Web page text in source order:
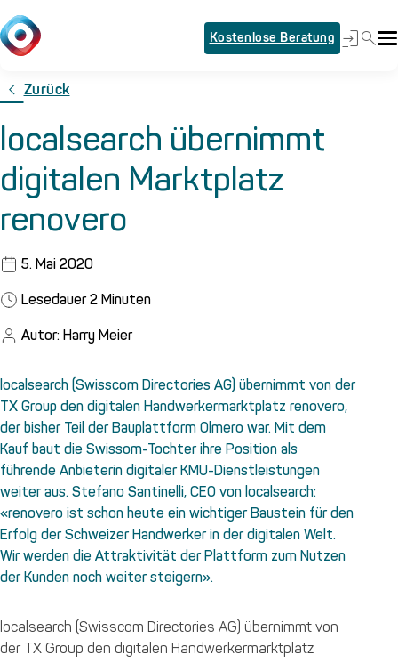
Kostenlose Beratung
Zurück
localsearch übernimmt
digitalen Marktplatz
renovero
5. Mai 2020
Lesedauer 2 Minuten
Autor: Harry Meier
localsearch (Swisscom Directories AG) übernimmt von der
TX Group den digitalen Handwerkermarktplatz renovero,
der bisher Teil der Bauplattform Olmero war. Mit dem
Kauf baut die Swissom-Tochter ihre Position als
führende Anbieterin digitaler KMU-Dienstleistungen
weiter aus. Stefano Santinelli, CEO von localsearch:
«renovero ist schon heute ein wichtiger Baustein für den
Erfolg der Schweizer Handwerker in der digitalen Welt.
Wir werden die Attraktivität der Plattform zum Nutzen
der Kunden noch weiter steigern».
localsearch (Swisscom Directories AG) übernimmt von
der TX Group den digitalen Handwerkermarktplatz